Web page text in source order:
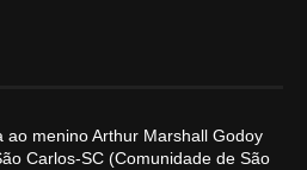
ao menino Arthur Marshall Godoy
Carlos-SC (Comunidade de São